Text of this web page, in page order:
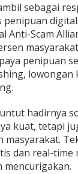
sebagai
Anti-Scam
penipuan
lowongan
hadirnya
kuat, tetapi
masyarakat.
dan real-time
mencurigakan.